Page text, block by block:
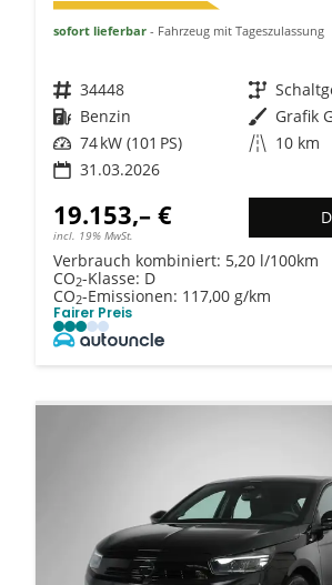
sofort lieferbar Fahrzeug mit Tageszulassung
Fahrzeugnr. 34448 Getriebe
Kraftstoff Benzin Außenfarbe
Leistung 74 kW (101 PS) Kilometerstand 10 km
31.03.2026
19.153,– €
incl. 19% MwSt.
Verbrauch kombiniert: 5,20 l/100km
CO2-Klasse: D
CO2-Emissionen: 117,00 g/km
Fairer Preis